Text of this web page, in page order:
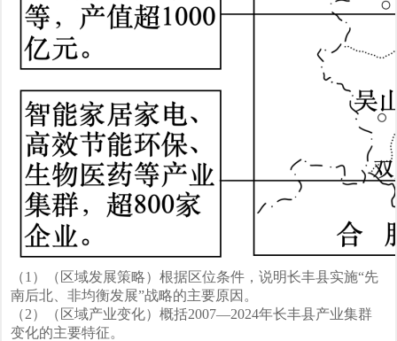
（1）（区域发展策略）根据区位条件，说明长丰县实施“先
南后北、非均衡发展”战略的主要原因。
（2）（区域产业变化）概括2007—2024年长丰县产业集群
变化的主要特征。